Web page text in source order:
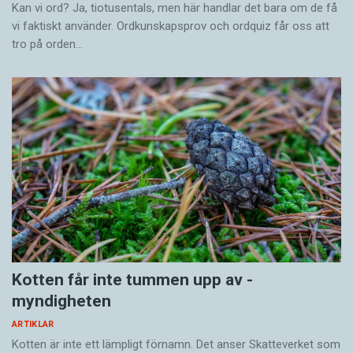
Maria Arnstad är redaktör på Språktidningen
Kan vi ord? Ja, tiotusentals, men här handlar det bara om de få
vi faktiskt använder. Ordkunskapsprov och ordquiz får oss att
tro på orden…
Kotten får inte tummen upp av ­
myndigheten
ARTIKLAR
Kotten är inte ett lämpligt förnamn. Det anser Skatte­verket som